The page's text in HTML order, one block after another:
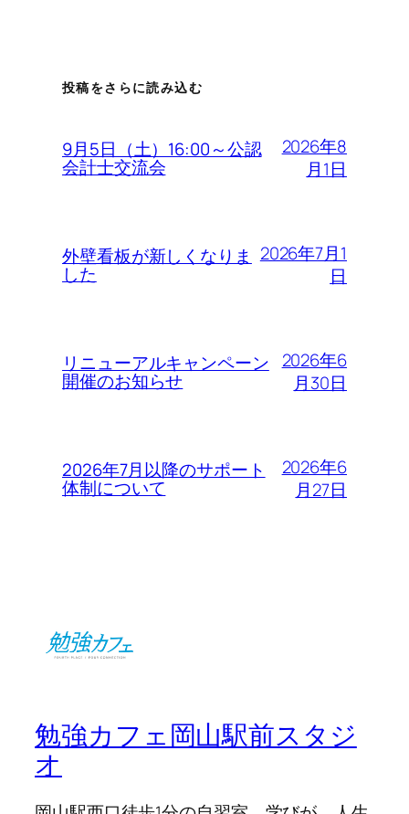
投稿をさらに読み込む
9月5日（土）16:00～公認
会計士交流会
2026年8
月1日
外壁看板が新しくなりま
した
2026年7月1
日
リニューアルキャンペーン
開催のお知らせ
2026年6
月30日
2026年7月以降のサポート
体制について
2026年6
月27日
勉強カフェ岡山駅前スタジ
オ